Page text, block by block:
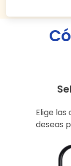
Elige las
deseas